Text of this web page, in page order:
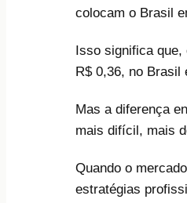
colocam o Brasil
Isso significa que,
R$ 0,36, no Brasil
Mas a diferença
mais difícil, mais
Quando o
estratégias